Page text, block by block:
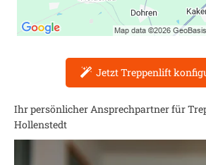
Jetzt Treppenlift
Ihr persönlicher Ansprechpartner für
Hollenstedt